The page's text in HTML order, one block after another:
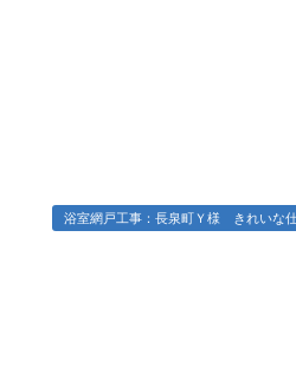
浴室網戸工事：長泉町Ｙ様 きれいな